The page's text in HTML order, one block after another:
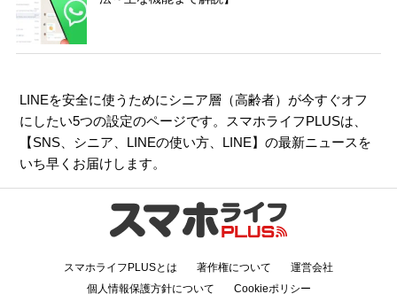
LINEを安全に使うためにシニア層（高齢者）が今すぐオフ
にしたい5つの設定のページです。スマホライフPLUSは、
【SNS シニア LINEの使い方 LINE】の最新ニュースを
いち早くお届けします。
スマホライフPLUSとは 著作権について
運営会社
個人情報保護方針について
Cookieポリシー